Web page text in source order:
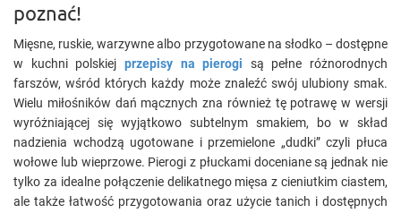
poznać!
Mięsne, ruskie, warzywne albo przygotowane na słodko – dostępne
w kuchni polskiej przepisy na pierogi są pełne różnorodnych
farszów, wśród których każdy może znaleźć swój ulubiony smak.
Wielu miłośników dań mącznych zna również tę potrawę w wersji
wyróżniającej się wyjątkowo subtelnym smakiem, bo w skład
nadzienia wchodzą ugotowane i przemielone „dudki” czyli płuca
wołowe lub wieprzowe. Pierogi z płuckami doceniane są jednak nie
tylko za idealne połączenie delikatnego mięsa z cieniutkim ciastem,
ale także łatwość przygotowania oraz użycie tanich i dostępnych